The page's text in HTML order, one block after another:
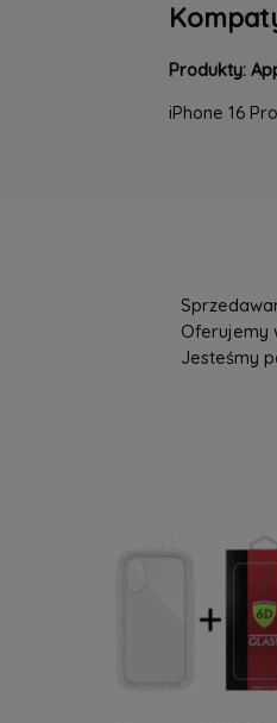
Produkty:
iPhone 16 Pro
Oferujemy
Jesteśmy